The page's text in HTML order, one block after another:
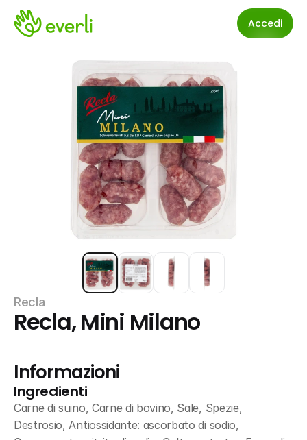
Accedi
Recla
Recla, Mini Milano
Informazioni
Ingredienti
Carne di suino, Carne di bovino, Sale, Spezie,
Destrosio, Antiossidante: ascorbato di sodio,